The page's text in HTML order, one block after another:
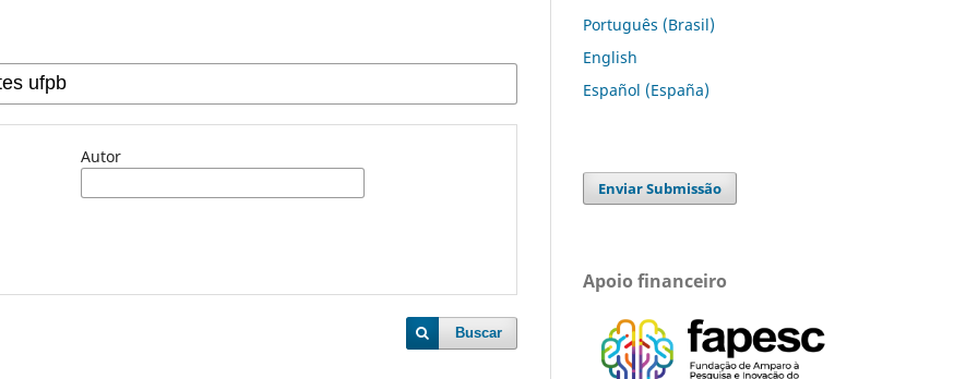
Autor
Buscar
Português (Brasil)
English
Español (España)
Enviar Submissão
Apoio financeiro